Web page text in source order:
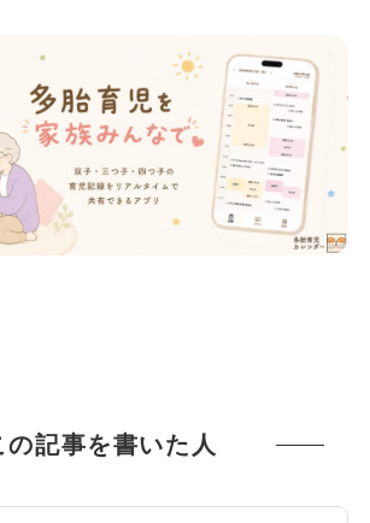
の記事を書いた人